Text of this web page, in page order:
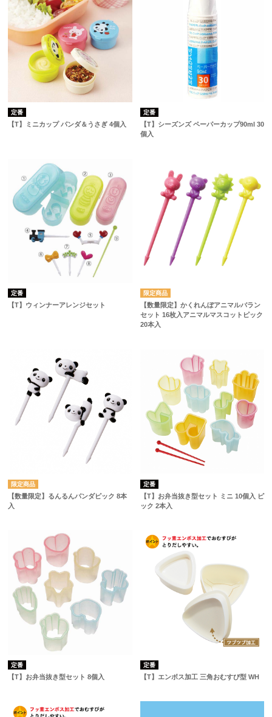
定番
【T】ミニカップ パンダ＆うさぎ 4個入
定番
【T】シーズンズ ペーパーカップ90ml 30
個入
定番
【T】ウィンナーアレンジセット
【数量限定】かくれんぼアニマルバラン
セット 16枚入アニマルマスコットピック
20本入
【数量限定】るんるんパンダピック 8本
入
定番
【T】お弁当抜き型セット ミニ 10個入 ピ
ック 2本入
定番
【T】お弁当抜き型セット 8個入
定番
【T】エンボス加工 三角おむすび型 WH